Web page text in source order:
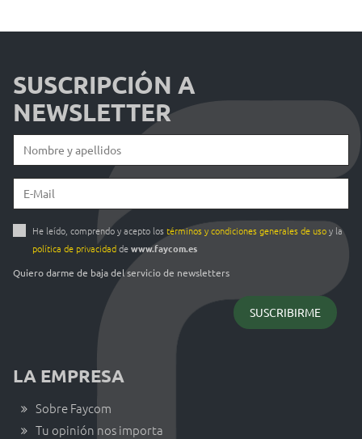
SUSCRIPCIÓN A
NEWSLETTER
He leído, comprendo y acepto los términos y condiciones generales de usoy la
política de privacidaddewww.faycom.es
Quiero darme de baja del servicio de newsletters
LA EMPRESA
Sobre Faycom
Tu opinión nos importa